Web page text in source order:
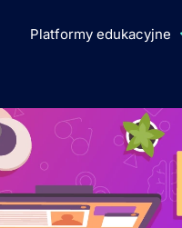
Platformy edukacyjne